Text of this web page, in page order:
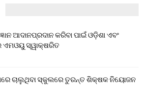
ଆଦାନପ୍ରଦାନ କରିବା ପାଇଁ ଓଡ଼ିଶା ଏବଂ
ସ୍ୱାକ୍ଷରିତ
ଚାଲୁଥିବା ସ୍କୁଲରେ ତୁରନ୍ତ ଶିକ୍ଷକ ନିୟୋଜନ